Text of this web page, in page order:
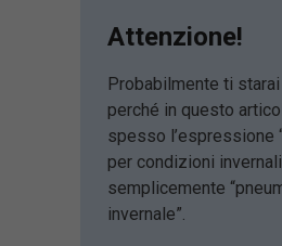
Attenzione!
Probabilmente ti
perché in questo
spesso l’espressione
per condizioni
semplicemente
invernale”.